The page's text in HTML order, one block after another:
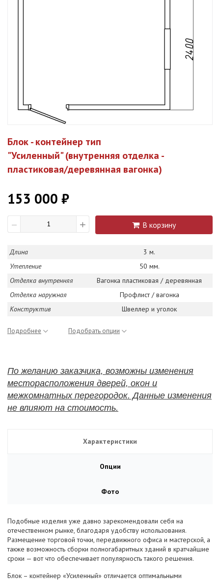
Блок - контейнер тип
"Усиленный" (внутренняя отделка -
пластиковая/деревянная вагонка)
153 000 ₽
— + В корзину
Длина
3 м.
Утепление
50 мм.
Отделка внутренняя
Вагонка пластиковая / деревянная
Отделка наружная
Профлист / вагонка
Конструктив
Швеллер и уголок
Подробнее Подобрать опции
По желанию заказчика, возможны изменения
месторасположения дверей, окон и
межкомнатных перегородок. Данные изменения
не влияют на стоимость.
Характеристики
Опции
Фото
Подобные изделия уже давно зарекомендовали себя на
отечественном рынке, благодаря удобству использования.
Размещение торговой точки, передвижного офиса и мастерской, а
также возможность сборки полногабаритных зданий в кратчайшие
сроки — вот что обеспечивает популярность такого решения.
Блок – контейнер «Усиленный» отличается оптимальными